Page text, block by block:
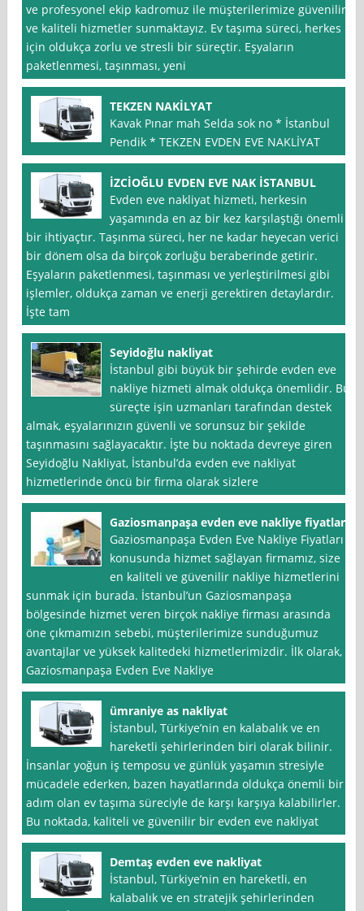
ve profesyonel ekip kadromuz ile müşterilerimize güvenilir
ve kaliteli hizmetler sunmaktayız. Ev taşıma süreci, herkes
için oldukça zorlu ve stresli bir süreçtir. Eşyaların
paketlenmesi, taşınması, yeni
TEKZEN NAKİLYAT
Kavak Pınar mah Selda sok no * İstanbul
Pendik * TEKZEN EVDEN EVE NAKLİYAT
İZCİOĞLU EVDEN EVE NAK İSTANBUL
Evden eve nakliyat hizmeti, herkesin
yaşamında en az bir kez karşılaştığı önemli
bir ihtiyaçtır. Taşınma süreci, her ne kadar heyecan verici
bir dönem olsa da birçok zorluğu beraberinde getirir.
Eşyaların paketlenmesi, taşınması ve yerleştirilmesi gibi
işlemler, oldukça zaman ve enerji gerektiren detaylardır.
İşte tam
Seyidoğlu nakliyat
İstanbul gibi büyük bir şehirde evden eve
nakliye hizmeti almak oldukça önemlidir. Bu
süreçte işin uzmanları tarafından destek
almak, eşyalarınızın güvenli ve sorunsuz bir şekilde
taşınmasını sağlayacaktır. İşte bu noktada devreye giren
Seyidoğlu Nakliyat, İstanbul’da evden eve nakliyat
hizmetlerinde öncü bir firma olarak sizlere
Gaziosmanpaşa evden eve nakliye fiyatları
Gaziosmanpaşa Evden Eve Nakliye Fiyatları
konusunda hizmet sağlayan firmamız, size
en kaliteli ve güvenilir nakliye hizmetlerini
sunmak için burada. İstanbul’un Gaziosmanpaşa
bölgesinde hizmet veren birçok nakliye firması arasında
öne çıkmamızın sebebi, müşterilerimize sunduğumuz
avantajlar ve yüksek kalitedeki hizmetlerimizdir. İlk olarak,
Gaziosmanpaşa Evden Eve Nakliye
ümraniye as nakliyat
İstanbul, Türkiye’nin en kalabalık ve en
hareketli şehirlerinden biri olarak bilinir.
İnsanlar yoğun iş temposu ve günlük yaşamın stresiyle
mücadele ederken, bazen hayatlarında oldukça önemli bir
adım olan ev taşıma süreciyle de karşı karşıya kalabilirler.
Bu noktada, kaliteli ve güvenilir bir evden eve nakliyat
Demtaş evden eve nakliyat
İstanbul, Türkiye’nin en hareketli, en
kalabalık ve en stratejik şehirlerinden